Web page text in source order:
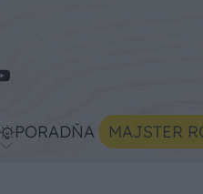
PORADŇA MAJSTER